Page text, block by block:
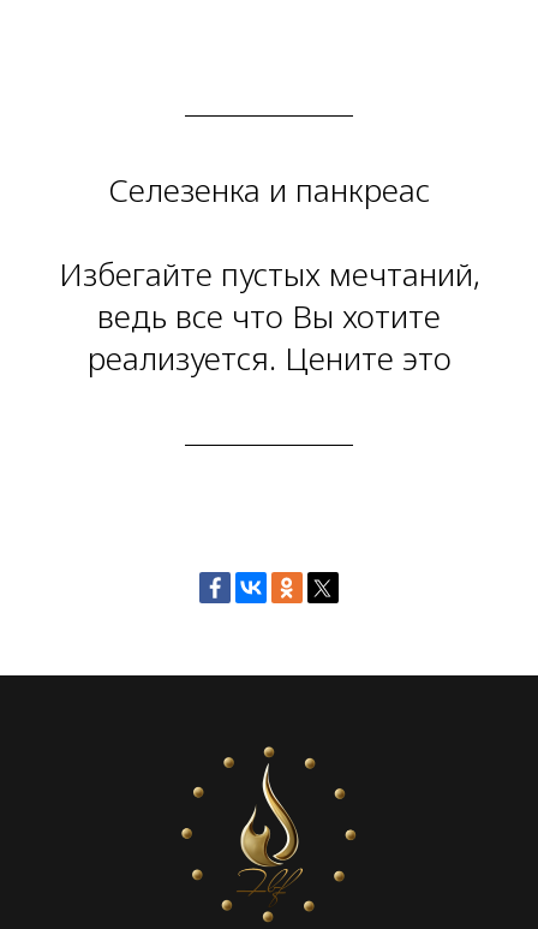
Селезенка и панкреас
Избегайте пустых мечтаний,
ведь все что Вы хотите
реализуется. Цените это